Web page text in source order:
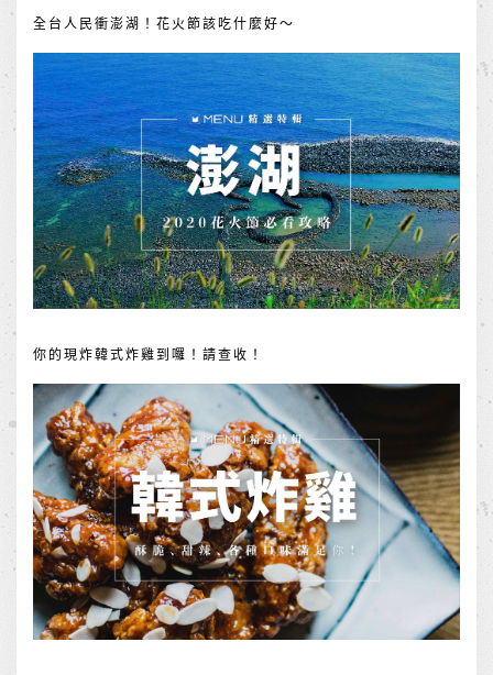
全台人民衝澎湖！花火節該吃什麼好～
你的現炸韓式炸雞到囉！請查收！